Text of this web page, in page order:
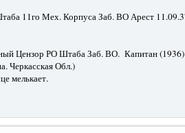
11го Мех. Корпуса Заб. ВО Арест
Цензор РО Штаба Заб. ВО. Капитан
Черкасская Обл.)
мелькает.